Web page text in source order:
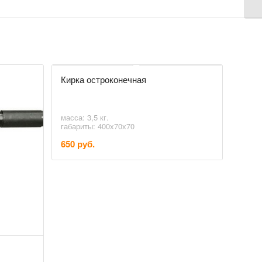
Кирка остроконечная
масса: 3,5 кг.
габариты: 400х70х70
650 руб.